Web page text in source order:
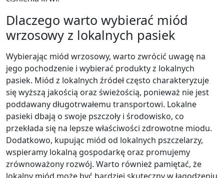
Dlaczego warto wybierać miód
wrzosowy z lokalnych pasiek
Wybierając miód wrzosowy, warto zwrócić uwagę na
jego pochodzenie i wybierać produkty z lokalnych
pasiek. Miód z lokalnych źródeł często charakteryzuje
się wyższą jakością oraz świeżością, ponieważ nie jest
poddawany długotrwałemu transportowi. Lokalne
pasieki dbają o swoje pszczoły i środowisko, co
przekłada się na lepsze właściwości zdrowotne miodu.
Dodatkowo, kupując miód od lokalnych pszczelarzy,
wspieramy lokalną gospodarkę oraz promujemy
zrównoważony rozwój. Warto również pamiętać, że